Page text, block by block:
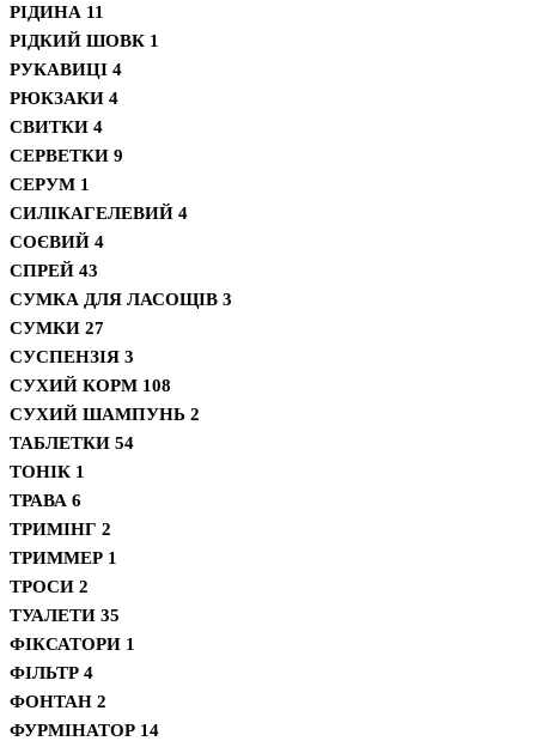
РІДИНА 11
РІДКИЙ ШОВК 1
РУКАВИЦІ 4
РЮКЗАКИ 4
СВИТКИ 4
СЕРВЕТКИ 9
СЕРУМ 1
СИЛІКАГЕЛЕВИЙ 4
СОЄВИЙ 4
СПРЕЙ 43
СУМКА ДЛЯ ЛАСОЩІВ 3
СУМКИ 27
СУСПЕНЗІЯ 3
СУХИЙ КОРМ 108
СУХИЙ ШАМПУНЬ 2
ТАБЛЕТКИ 54
ТОНІК 1
ТРАВА 6
ТРИМІНГ 2
ТРИММЕР 1
ТРОСИ 2
ТУАЛЕТИ 35
ФІКСАТОРИ 1
ФІЛЬТР 4
ФОНТАН 2
ФУРМІНАТОР 14